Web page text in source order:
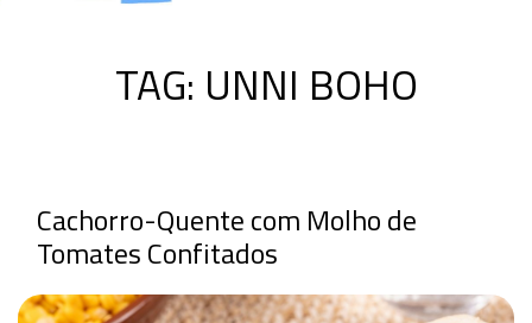
TAG: UNNI BOHO
Cachorro-Quente com Molho de
Tomates Confitados